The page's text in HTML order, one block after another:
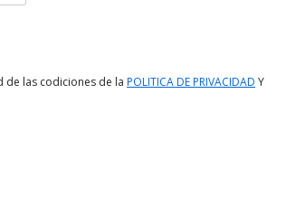
de las codiciones de la POLITICA DE PRIVACIDAD Y